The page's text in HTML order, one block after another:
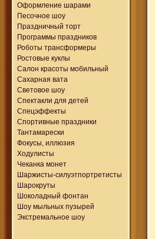
Оформление шарами
Песочное шоу
Праздничный торт
Программы праздников
Роботы трансформеры
Ростовые куклы
Салон красоты мобильный
Сахарная вата
Световое шоу
Спектакли для детей
Спецэффекты
Спортивные праздники
Тантамарески
Фокусы, иллюзия
Ходулисты
Чеканка монет
Шаржисты-силуэтпортретисты
Шарокруты
Шоколадный фонтан
Шоу мыльных пузырей
Экстремальное шоу